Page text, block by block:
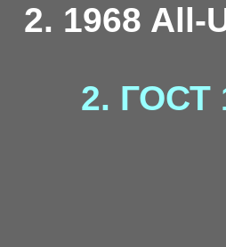
2. 1968 All-
2. ГОСТ